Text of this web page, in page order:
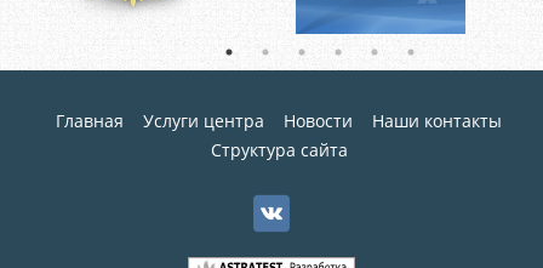
Главная Услуги центра Новости
Наши контакты
Структура сайта